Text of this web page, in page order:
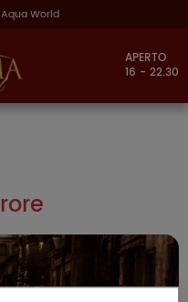
Aqua World
APERTO
16 - 22.30